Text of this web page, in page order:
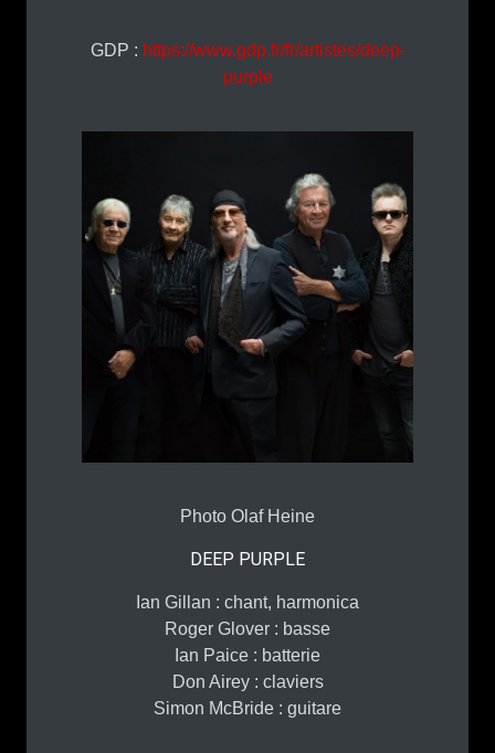
GDP : https://www.gdp.fr/fr/artistes/deep-
purple
Photo Olaf Heine
DEEP PURPLE
Ian Gillan : chant, harmonica
Roger Glover : basse
Ian Paice : batterie
Don Airey : claviers
Simon McBride : guitare